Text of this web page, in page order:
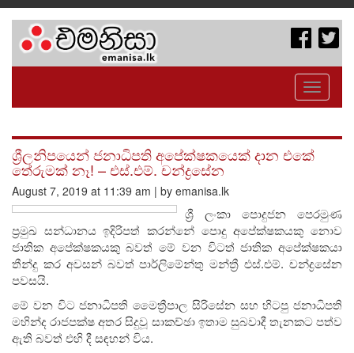
Toggle
ශ්‍රීලනිපයෙන් ජනාධිපති අපේක්ෂකයෙක් දාන එකේ
තේරුමක් නෑ! – එස්.එම්. චන්ද්‍රසේන
August 7, 2019 at 11:39 am | by emanisa.lk
ශ්‍රී ලංකා පොදුජන පෙරමුණ
ප්‍රමුඛ සන්ධානය ඉදිරිපත් කරන්නේ පොදු අපේක්ෂකයකු නොව
ජාතික අපේක්ෂකයකු බවත් මේ වන විටත් ජාතික අපේක්ෂකයා
තීන්දු කර අවසන් බවත් පාර්ලිමේන්තු මන්ත්‍රී එස්.එම්. චන්ද්‍රසේන
පවසයි.
මේ වන විට ජනාධිපති මෛත්‍රීපාල සිරිසේන සහ හිටපු ජනාධිපති
මහින්ද රාජපක්ෂ අතර සිදුවූ සාකච්ඡා ඉතාම සුබවාදී තැනකට පත්ව
ඇති බවත් එහි දී සඳහන් විය.